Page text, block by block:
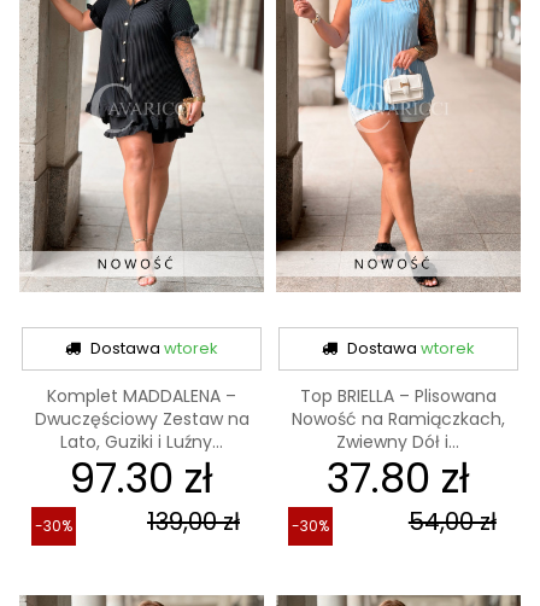
Dostawawtorek
Komplet MADDALENA –
Dwuczęściowy Zestaw na
Lato, Guziki i Luźny...
97.30 zł
139,00 zł
-30%
Dostawa wtorek
Top BRIELLA – Plisowana
Nowość na Ramiączkach,
Zwiewny Dół i...
37.80 zł
54,00 zł
-30%